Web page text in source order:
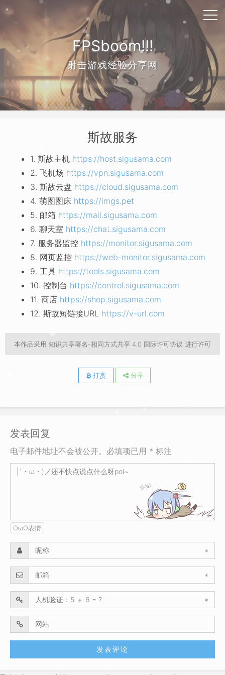
FPSboom!!!
射击游戏经验分享网
斯故服务
1. 斯故主机 https://host.sigusama.com
2. 飞机场 https://vpn.sigusama.com
3. 斯故云盘 https://cloud.sigusama.com
4. 萌图图床 https://imgs.pet
5. 邮箱 https://mail.sigusama.com
6. 聊天室 https://chat.sigusama.com
7. 服务器监控 https://monitor.sigusama.com
8. 网页监控 https://web-monitor.sigusama.com
9. 工具 https://tools.sigusama.com
10. 控制台 https://control.sigusama.com
11. 商店 https://shop.sigusama.com
12. 斯故短链接URL https://v-url.com
本作品采用 知识共享署名-相同方式共享 4.0 国际许可协议 进行许可
打赏 分享
发表回复
电子邮件地址不会被公开。必填项已用 * 标注
OωO表情
*
*
*